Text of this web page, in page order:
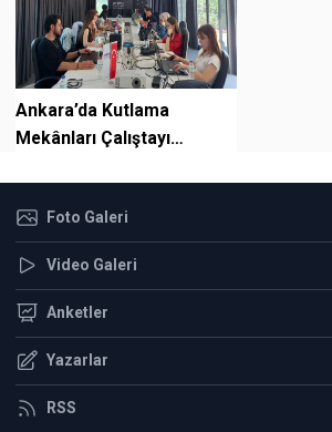
Ankara’da Kutlama
Mekânları Çalıştayı
Foto Galeri
Video Galeri
Anketler
Yazarlar
RSS